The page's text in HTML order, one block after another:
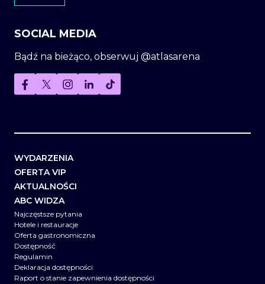
SOCIAL MEDIA
Bądź na bieżąco, obserwuj @atlasarena
WYDARZENIA
OFERTA VIP
AKTUALNOŚCI
ABC WIDZA
Najczęstsze pytania
Hotele i restauracje
Oferta gastronomiczna
Dostępność
Regulamin
Deklaracja dostępności
Raport o stanie zapewnienia dostępności